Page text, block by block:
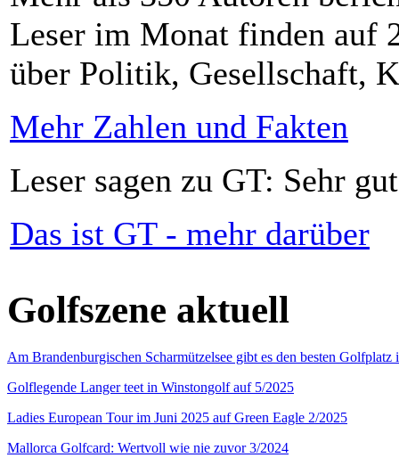
Leser im Monat finden auf
über Politik, Gesellschaft,
Mehr Zahlen und Fakten
Leser sagen zu GT: Sehr
Das ist GT - mehr darüber
Golfszene aktuell
Am Brandenburgischen Scharmützelsee gibt es den besten
Golflegende Langer teet in Winstongolf auf 5/2025
Ladies European Tour im Juni 2025 auf Green Eagle 2/2025
Mallorca Golfcard: Wertvoll wie nie zuvor 3/2024